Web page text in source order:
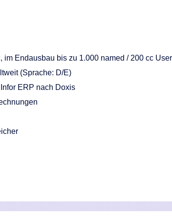
im Endausbau bis zu 1.000 named / 200 cc User
(Sprache: D/E)
ERP nach Doxis